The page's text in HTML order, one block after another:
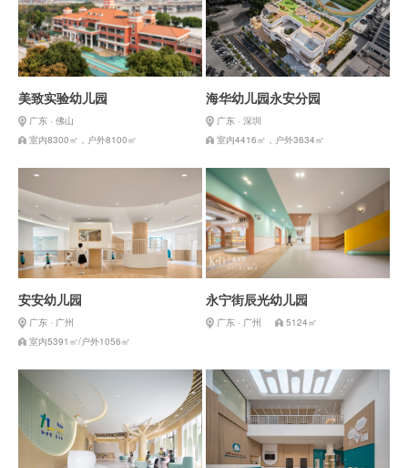
美致实验幼儿园
广东 · 佛山
室内8300㎡，户外8100㎡
海华幼儿园永安分园
广东 · 深圳
室内4416㎡，户外3634㎡
安安幼儿园
广东 · 广州
室内5391㎡/户外1056㎡
永宁街辰光幼儿园
广东 · 广州 5124㎡